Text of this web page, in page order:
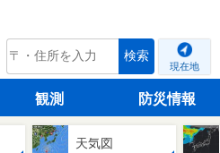
tenki.jp 検索
現在地
観測 防災情報
天気図